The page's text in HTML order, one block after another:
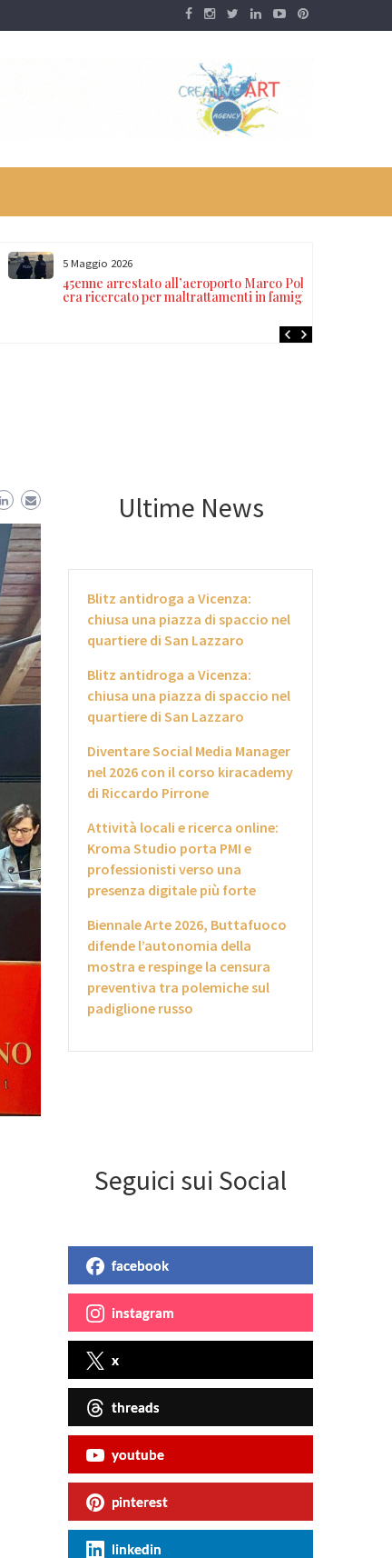
5 Maggio 2026
45enne arrestato all’aeroporto Marco Polo,
era ricercato per maltrattamenti in famiglia
Ultime News
Blitz antidroga a Vicenza:
chiusa una piazza di spaccio nel
quartiere di San Lazzaro
Blitz antidroga a Vicenza:
chiusa una piazza di spaccio nel
quartiere di San Lazzaro
Diventare Social Media Manager
nel 2026 con il corso kiracademy
di Riccardo Pirrone
Attività locali e ricerca online:
Kroma Studio porta PMI e
professionisti verso una
presenza digitale più forte
Biennale Arte 2026, Buttafuoco
difende l’autonomia della
mostra e respinge la censura
preventiva tra polemiche sul
padiglione russo
Seguici sui Social
facebook
instagram
x
threads
youtube
pinterest
linkedin